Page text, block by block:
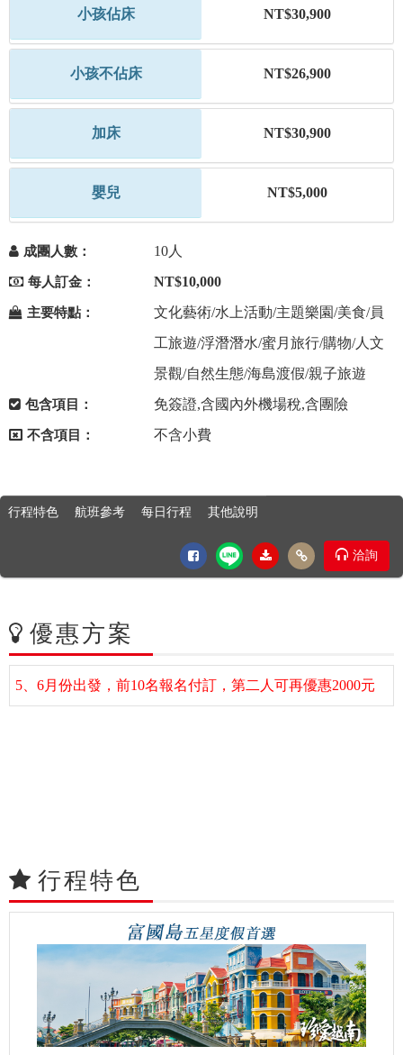
小孩佔床 NT$30,900
小孩不佔床 NT$26,900
加床 NT$30,900
嬰兒 NT$5,000
成團人數： 10人
每人訂金： NT$10,000
主要特點：
文化藝術/水上活動/主題樂園/美食/員
工旅遊/浮潛潛水/蜜月旅行/購物/人文
景觀/自然生態/海島渡假/親子旅遊
包含項目： 免簽證,含國內外機場稅,含團險
不含項目： 不含小費
行程特色 航班參考 每日行程 其他說明
洽詢
優惠方案
5、6月份出發，前10名報名付訂，第二人可再優惠2000元
行程特色